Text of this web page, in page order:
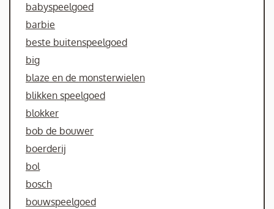
babyspeelgoed
barbie
beste buitenspeelgoed
big
blaze en de monsterwielen
blikken speelgoed
blokker
bob de bouwer
boerderij
bol
bosch
bouwspeelgoed